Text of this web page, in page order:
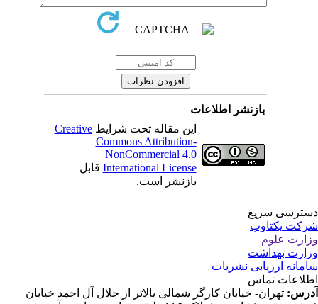
بازنشر اطلاعات
این مقاله تحت شرایطCreative
Commons Attribution-
NonCommercial 4.0
International Licenseقابل
بازنشر است.
سریع
یکتاوب
علوم
بهداشت
ارزیابی نشریات
تماس
تهران- خیابان کارگر شمالی بالاتر از جلال آل احمد خیابان